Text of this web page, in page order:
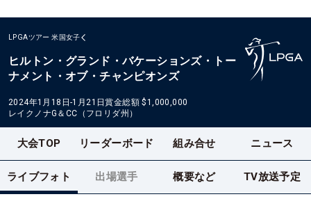
LPGAツアー 米国女子
ヒルトン・グランド・バケーションズ・トー
ナメント・オブ・チャンピオンズ
2024年1月18日-1月21日賞金総額 $1,000,000
レイクノナG＆CC（フロリダ州）
大会TOP リーダーボード 組み合せ ニュース
ライブフォト 出場選手 概要など TV放送予定